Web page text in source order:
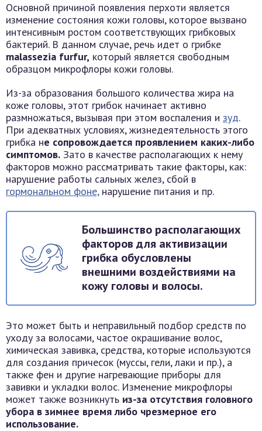
Основной причиной появления перхоти является
изменение состояния кожи головы, которое вызвано
интенсивным ростом соответствующих грибковых
бактерий. В данном случае, речь идет о грибке
malassezia furfur, который является свободным
образцом микрофлоры кожи головы.
Из-за образования большого количества жира на
коже головы, этот грибок начинает активно
размножаться, вызывая при этом воспаления и зуд.
При адекватных условиях, жизнедеятельность этого
грибка не сопровождается проявлением каких-либо
симптомов. Зато в качестве располагающих к нему
факторов можно рассматривать такие факторы, как:
нарушение работы сальных желез, сбой в
гормональном фоне,нарушение питания и пр.
Большинство располагающих
факторов для активизации
грибка обусловлены
внешними воздействиями на
кожу головы и волосы.
Это может быть и неправильный подбор средств по
уходу за волосами, частое окрашивание волос,
химическая завивка, средства, которые используются
для создания причесок (муссы, гели, лаки и пр.), а
также фен и другие нагревающие приборы для
завивки и укладки волос. Изменение микрофлоры
может также возникнуть из-за отсутствия головного
убора в зимнее время либо чрезмерное его
использование.